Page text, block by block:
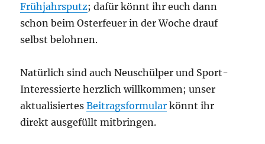
Frühjahrsputz; dafür könnt ihr euch dann
schon beim Osterfeuer in der Woche drauf
selbst belohnen.
Natürlich sind auch Neuschülper und Sport-
Interessierte herzlich willkommen; unser
aktualisiertesBeitragsformular könnt ihr
direkt ausgefüllt mitbringen.